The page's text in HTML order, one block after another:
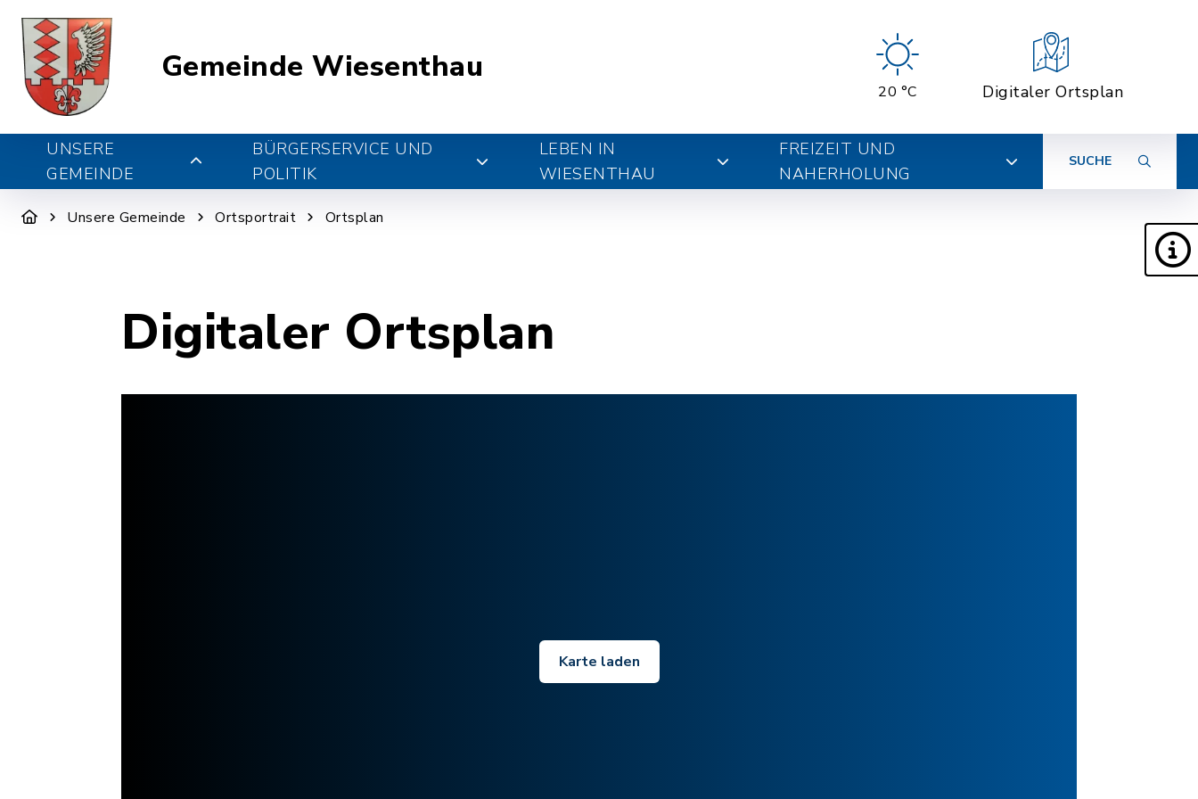
Gemeinde Wiesenthau
20 °C Digitaler Ortsplan
UNSERE
GEMEINDE
BÜRGERSERVICE UND
POLITIK
LEBEN IN
WIESENTHAU
FREIZEIT UND
NAHERHOLUNG
SUCHE
Unsere Gemeinde Ortsportrait Ortsplan
Digitaler Ortsplan
Karte laden